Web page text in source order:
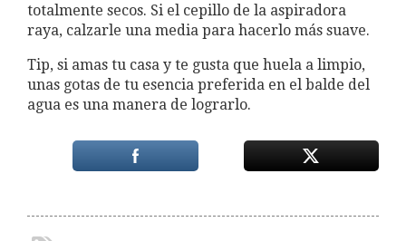
totalmente secos. Si el cepillo de la aspiradora
raya, calzarle una media para hacerlo más suave.
Tip, si amas tu casa y te gusta que huela a limpio,
unas gotas de tu esencia preferida en el balde del
agua es una manera de lograrlo.